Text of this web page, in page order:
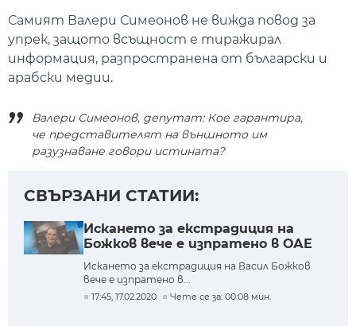
Самият Валери Симеонов не вижда повод за
упрек, защото всъщност е тиражирал
информация, разпространена от български и
арабски медии.
Валери Симеонов, депутат: Кое гарантира,
че представителят на външното им
разузнаване говори истината?
СВЪРЗАНИ СТАТИИ:
Искането за екстрадиция на
Божков вече е изпратено в ОАЕ
Искането за екстрадиция на Васил Божков
вече е изпратено в...
17:45, 17.02.2020 Чете се за: 00:08 мин.